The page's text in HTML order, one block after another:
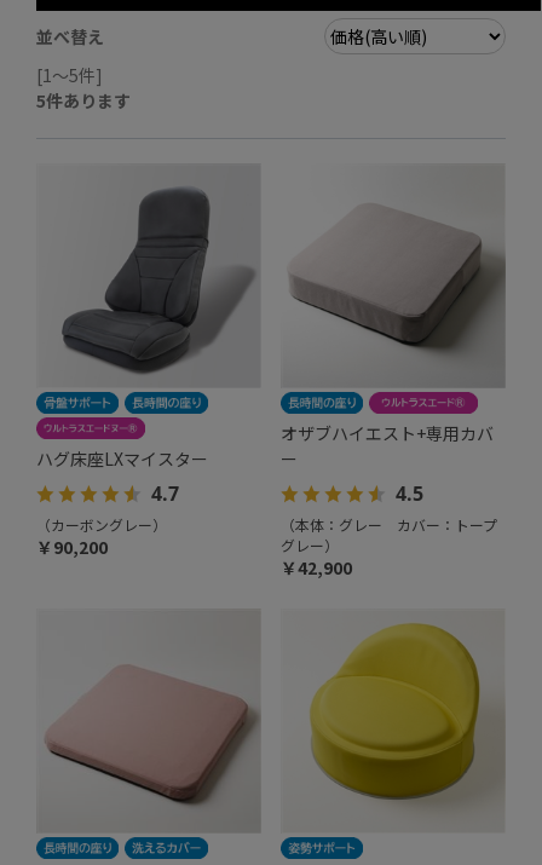
並べ替え
[1～5件]
5件あります
ハグ床座LXマイスター
4.7
（カーボングレー）
￥90,200
オザブハイエスト+専用カバ
ー
4.5
（本体：グレー カバー：トープ
グレー）
￥42,900